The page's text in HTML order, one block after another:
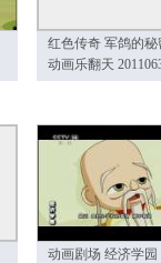
红色传奇 军鸽的秘
动画乐翻天
动画剧场 经济学园